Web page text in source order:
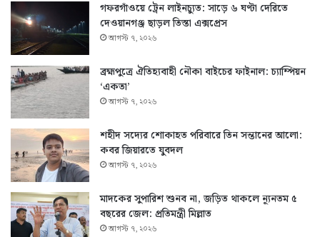
গফরগাঁওয়ে ট্রেন লাইনচ্যুত: সাড়ে ৬ ঘণ্টা দেরিতে
দেওয়ানগঞ্জ ছাড়ল তিস্তা এক্সপ্রেস
আগস্ট ৭, ২০২৬
ব্রহ্মপুত্রে ঐতিহ্যবাহী নৌকা বাইচের ফাইনাল: চ্যাম্পিয়ন
‘একতা’
আগস্ট ৭, ২০২৬
শহীদ সদ্যের শোকাহত পরিবারে তিন সন্তানের আলো:
কবর জিয়ারতে যুবদল
আগস্ট ৭, ২০২৬
মাদকের সুপারিশ শুনব না, জড়িত থাকলে ন্যূনতম ৫
বছরের জেল: প্রতিমন্ত্রী মিল্লাত
আগস্ট ৭, ২০২৬